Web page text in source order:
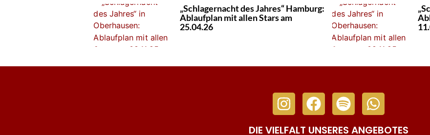
„Schlagernacht des Jahres“ Hamburg:
Ablaufplan mit allen Stars am
25.04.26
DIE VIELFALT UNSERES ANGEBOTES